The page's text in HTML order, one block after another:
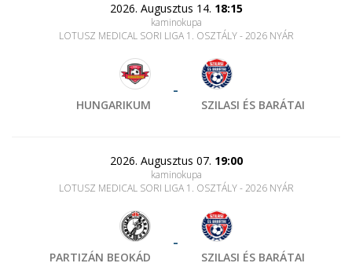
2026. Augusztus 14. 18:15
kaminokupa
LOTUSZ MEDICAL SORI LIGA 1. OSZTÁLY - 2026 NYÁR
HUNGARIKUM
-
SZILASI ÉS BARÁTAI
2026. Augusztus 07. 19:00
kaminokupa
LOTUSZ MEDICAL SORI LIGA 1. OSZTÁLY - 2026 NYÁR
PARTIZÁN BEOKÁD
-
SZILASI ÉS BARÁTAI